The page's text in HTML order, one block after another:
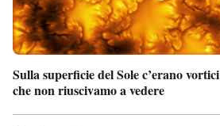
Sulla superficie del Sole c’erano vortici
che non riuscivamo a vedere